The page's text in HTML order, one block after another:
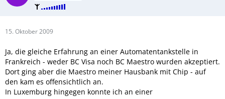
15. Oktober 2009
Ja, die gleiche Erfahrung an einer Automatentankstelle in
Frankreich - weder BC Visa noch BC Maestro wurden akzeptiert.
Dort ging aber die Maestro meiner Hausbank mit Chip - auf
den kam es offensichtlich an.
In Luxemburg hingegen konnte ich an einer